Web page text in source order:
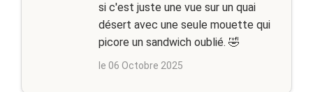
si c'est juste une vue sur un quai
désert avec une seule mouette qui
picore un sandwich oublié. 🤣
le 06 Octobre 2025